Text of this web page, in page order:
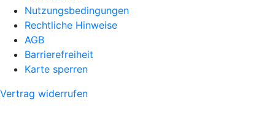
Nutzungsbedingungen
Rechtliche Hinweise
AGB
Barrierefreiheit
Karte sperren
Vertrag widerrufen